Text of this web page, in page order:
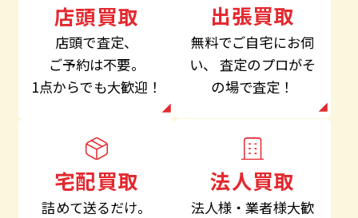
店頭買取
店頭で査定、
ご予約は不要。
1点からでも大歓迎！
出張買取
無料でご自宅にお伺
い、
査定のプロがそ
の場で査定！
宅配買取
詰めて送るだけ。
法人買取
法人様・業者様大歓